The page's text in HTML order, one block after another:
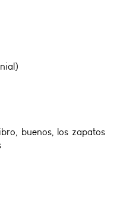
buenos, los zapatos